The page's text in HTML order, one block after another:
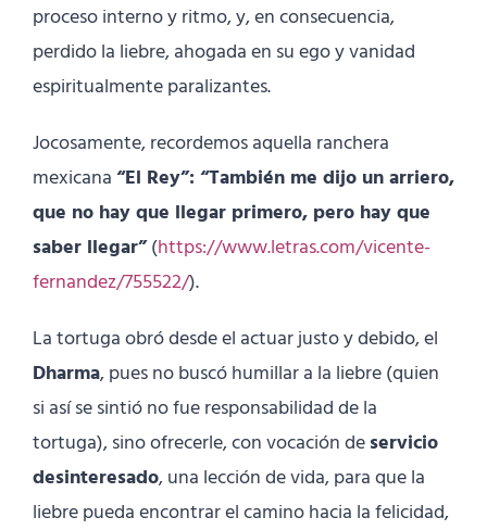
proceso interno y ritmo, y, en consecuencia,
perdido la liebre, ahogada en su ego y vanidad
espiritualmente paralizantes.
Jocosamente, recordemos aquella ranchera
mexicana“El Rey”: “También me dijo un arriero,
que no hay que llegar primero, pero hay que
saber llegar”(https://www.letras.com/vicente-
fernandez/755522/).
La tortuga obró desde el actuar justo y debido, el
Dharma, pues no buscó humillar a la liebre (quien
si así se sintió no fue responsabilidad de la
tortuga), sino ofrecerle, con vocación deservicio
desinteresado, una lección de vida, para que la
liebre pueda encontrar el camino hacia la felicidad,